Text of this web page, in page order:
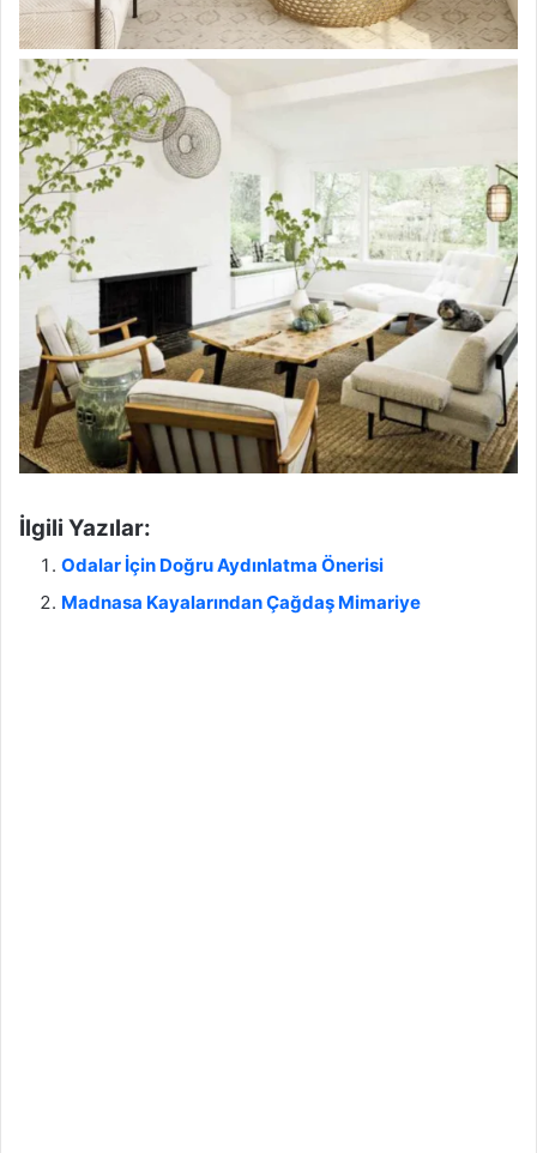
İlgili Yazılar:
Odalar İçin Doğru Aydınlatma Önerisi
Madnasa Kayalarından Çağdaş Mimariye